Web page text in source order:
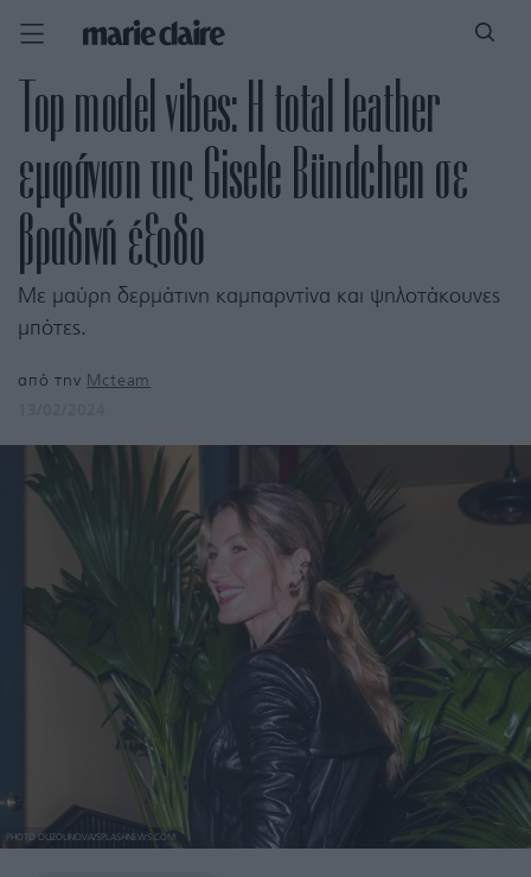
Top model vibes: Η total leather
εμφάνιση της Gisele Bündchen σε
βραδινή έξοδο
Με μαύρη δερμάτινη καμπαρντίνα και ψηλοτάκουνες
μπότες.
από την Mcteam
PHOTO OUZOUNOVA/SPLASHNEWS.COM